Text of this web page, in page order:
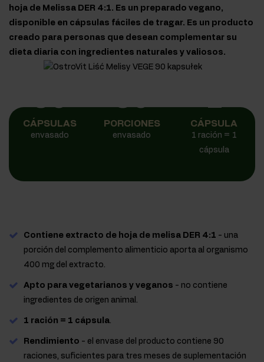
hoja de Melissa DER 4:1. Es un preparado vegano,
disponible en cápsulas fáciles de tragar. Es un producto
creado para personas que desean complementar su
dieta diaria con ingredientes naturales y valiosos.
90
CÁPSULAS
envasado
90
PORCIONES
envasado
1
CÁPSULA
1 ración = 1
cápsula
Contiene extracto de hoja de melisa DER 4:1 - una
porción del complemento alimenticio aporta al organismo
400 mg del extracto.
Apto para vegetarianos y veganos - no contiene
ingredientes de origen animal.
1 ración = 1 cápsula.
Rendimiento - el envase del producto contiene 90
raciones, suficientes para tres meses de suplementación